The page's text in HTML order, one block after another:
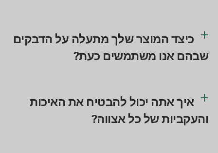
כיצד המוצר שלך מתעלה על הדבקים
שבהם אנו משתמשים כעת?
איך אתה יכול להבטיח את האיכות
והעקביות של כל אצווה?